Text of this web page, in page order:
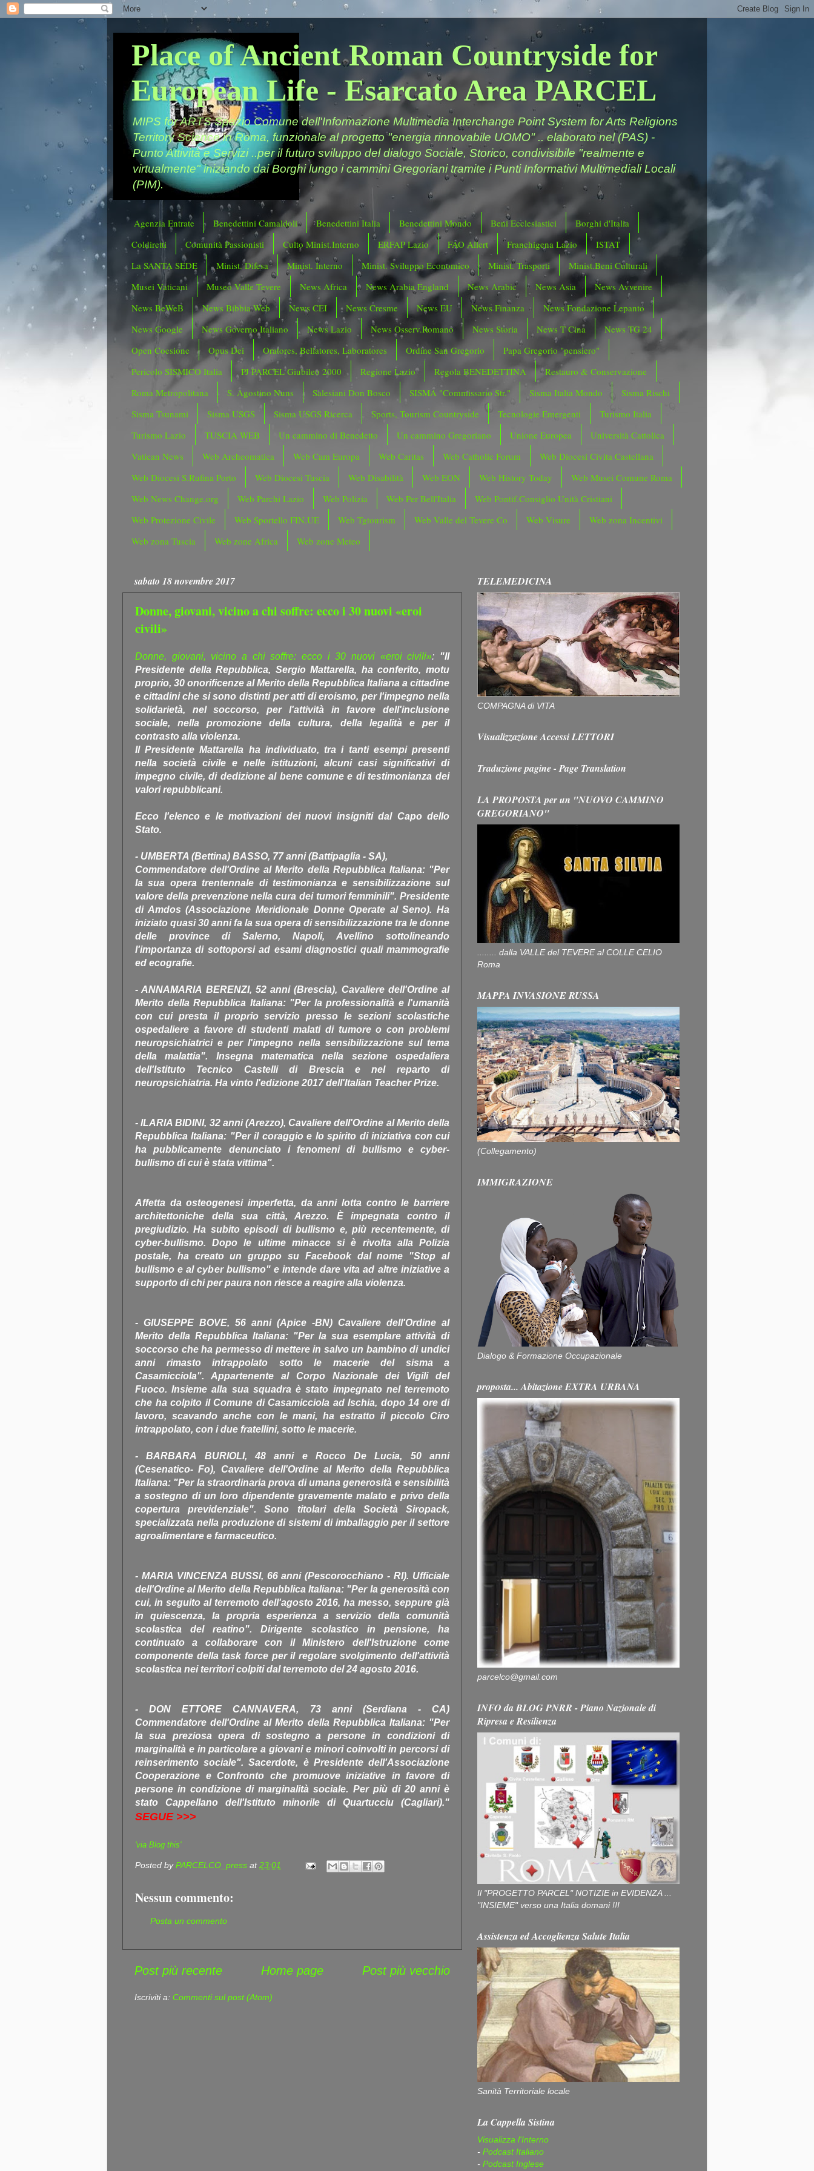
Place of Ancient Roman Countryside for
European Life - Esarcato Area PARCEL
MIPS for ARTS Spazio Comune dell'Informazione Multimedia Interchange Point System for Arts Religions
Territory Science in Roma, funzionale al progetto "energia rinnovabile UOMO" .. elaborato nel (PAS) -
Punto Attività e Servizi ..per il futuro sviluppo del dialogo Sociale, Storico, condivisibile "realmente e
virtualmente" iniziando dai Borghi lungo i cammini Gregoriani tramite i Punti Informativi Multimediali Locali
(PIM).
Agenzia Entrate Benedettini Camaldoli Benedettini Italia Benedettini Mondo Beni Ecclesiastici
Borghi d'Italia
Coldiretti
Comunità Passionisti Culto Minist.Interno ERFAP Lazio FAO Allert Franchigena Lazio
ISTAT
La SANTA SEDE
Minist. Difesa Minist. Interno Minist. Sviluppo Economico Minist. Trasporti
Minist.Beni Culturali
Musei Vaticani
Museo Valle Tevere News Africa News Arabia England News Arabic News Asia
News Avvenire
News BeWeB
News Bibbia Web News CEI News Cresme News EU News Finanza
News Fondazione Lepanto
News Google
News Governo Italiano News Lazio News Osserv.Romano News Storia News T Cina
News TG 24
Open Coesione
Opus Dei Oratores, Bellatores, Laboratores Ordine San Gregorio
Papa Gregorio "pensiero"
Pericolo SISMICO Italia
PJ PARCEL Giubileo 2000 Regione Lazio Regola BENEDETTINA
Restauro & Conservazione
Roma Metropolitana
S. Agostino Nuns Salesiani Don Bosco SISMA "Commissario Str." Sisma Italia Mondo
Sisma Rischi
Sisma Tsunami
Sisma USGS Sisma USGS Ricerca Sports, Tourism Countryside Tecnologie Emergenti
Turismo Italia
Turismo Lazio
TUSCIA WEB Un cammino di Benedetto Un cammino Gregoriano Unione Europea
Università Cattolica
Vatican News
Web Archeomatica Web Cam Europa Web Caritas Web Catholic Forum
Web Diocesi Civita Castellana
Web Diocesi S.Rufina Porto
Web Diocesi Tuscia Web Disabilità Web EON Web History Today
Web Musei Comune Roma
Web News Change.org
Web Parchi Lazio Web Polizia Web Per Bell'Italia
Web Pontif.Consiglio Unità Cristiani
Web Protezione Civile
Web Sportello FIN.UE Web Tgtourism Web Valle del Tevere Co Web Visure
Web zona Incentivi
Web zona Tuscia
Web zone Africa Web zone Meteo
sabato 18 novembre 2017
Donne, giovani, vicino a chi soffre: ecco i 30 nuovi «eroi
civili»
Donne, giovani, vicino a chi soffre: ecco i 30 nuovi «eroi civili»: "Il
Presidente della Repubblica, Sergio Mattarella, ha conferito, motu
proprio, 30 onorificenze al Merito della Repubblica Italiana a cittadine
e cittadini che si sono distinti per atti di eroismo, per l'impegno nella
solidarietà, nel soccorso, per l'attività in favore dell'inclusione
sociale, nella promozione della cultura, della legalità e per il
contrasto alla violenza.
Il Presidente Mattarella ha individuato, tra i tanti esempi presenti
nella società civile e nelle istituzioni, alcuni casi significativi di
impegno civile, di dedizione al bene comune e di testimonianza dei
valori repubblicani.
Ecco l'elenco e le motivazioni dei nuovi insigniti dal Capo dello
Stato.
- UMBERTA (Bettina) BASSO, 77 anni (Battipaglia - SA),
Commendatore dell'Ordine al Merito della Repubblica Italiana: "Per
la sua opera trentennale di testimonianza e sensibilizzazione sul
valore della prevenzione nella cura dei tumori femminili". Presidente
di Amdos (Associazione Meridionale Donne Operate al Seno). Ha
iniziato quasi 30 anni fa la sua opera di sensibilizzazione tra le donne
delle province di Salerno, Napoli, Avellino sottolineando
l'importanza di sottoporsi ad esami diagnostici quali mammografie
ed ecografie.
- ANNAMARIA BERENZI, 52 anni (Brescia), Cavaliere dell'Ordine al
Merito della Repubblica Italiana: "Per la professionalità e l'umanità
con cui presta il proprio servizio presso le sezioni scolastiche
ospedaliere a favore di studenti malati di tumore o con problemi
neuropsichiatrici e per l'impegno nella sensibilizzazione sul tema
della malattia". Insegna matematica nella sezione ospedaliera
dell'Istituto Tecnico Castelli di Brescia e nel reparto di
neuropsichiatria. Ha vinto l'edizione 2017 dell'Italian Teacher Prize.
- ILARIA BIDINI, 32 anni (Arezzo), Cavaliere dell'Ordine al Merito della
Repubblica Italiana: "Per il coraggio e lo spirito di iniziativa con cui
ha pubblicamente denunciato i fenomeni di bullismo e cyber-
bullismo di cui è stata vittima".
Affetta da osteogenesi imperfetta, da anni lotta contro le barriere
architettoniche della sua città, Arezzo. È impegnata contro il
pregiudizio. Ha subito episodi di bullismo e, più recentemente, di
cyber-bullismo. Dopo le ultime minacce si è rivolta alla Polizia
postale, ha creato un gruppo su Facebook dal nome "Stop al
bullismo e al cyber bullismo" e intende dare vita ad altre iniziative a
supporto di chi per paura non riesce a reagire alla violenza.
- GIUSEPPE BOVE, 56 anni (Apice -BN) Cavaliere dell'Ordine al
Merito della Repubblica Italiana: "Per la sua esemplare attività di
soccorso che ha permesso di mettere in salvo un bambino di undici
anni rimasto intrappolato sotto le macerie del sisma a
Casamicciola". Appartenente al Corpo Nazionale dei Vigili del
Fuoco. Insieme alla sua squadra è stato impegnato nel terremoto
che ha colpito il Comune di Casamicciola ad Ischia, dopo 14 ore di
lavoro, scavando anche con le mani, ha estratto il piccolo Ciro
intrappolato, con i due fratellini, sotto le macerie.
- BARBARA BURIOLI, 48 anni e Rocco De Lucia, 50 anni
(Cesenatico- Fo), Cavaliere dell'Ordine al Merito della Repubblica
Italiana: "Per la straordinaria prova di umana generosità e sensibilità
a sostegno di un loro dipendente gravemente malato e privo della
copertura previdenziale". Sono titolari della Società Siropack,
specializzata nella produzione di sistemi di imballaggio per il settore
agroalimentare e farmaceutico.
- MARIA VINCENZA BUSSI, 66 anni (Pescorocchiano - RI). Ufficiale
dell'Ordine al Merito della Repubblica Italiana: "Per la generosità con
cui, in seguito al terremoto dell'agosto 2016, ha messo, seppure già
in quiescenza, la propria esperienza a servizio della comunità
scolastica del reatino". Dirigente scolastico in pensione, ha
continuato a collaborare con il Ministero dell'Istruzione come
componente della task force per il regolare svolgimento dell'attività
scolastica nei territori colpiti dal terremoto del 24 agosto 2016.
- DON ETTORE CANNAVERA, 73 anni (Serdiana - CA)
Commendatore dell'Ordine al Merito della Repubblica Italiana: "Per
la sua preziosa opera di sostegno a persone in condizioni di
marginalità e in particolare a giovani e minori coinvolti in percorsi di
reinserimento sociale". Sacerdote, è Presidente dell'Associazione
Cooperazione e Confronto che promuove iniziative in favore di
persone in condizione di marginalità sociale. Per più di 20 anni è
stato Cappellano dell'Istituto minorile di Quartucciu (Cagliari)."
SEGUE >>>
'via Blog this'
Posted byPARCELCO_press at23:01
Nessun commento:
Posta un commento
Post più recente Post più vecchio
Home page
Iscriviti a: Commenti sul post (Atom)
TELEMEDICINA
COMPAGNA di VITA
Visualizzazione Accessi LETTORI
Traduzione pagine - Page Translation
LA PROPOSTA per un "NUOVO CAMMINO
GREGORIANO"
........ dalla VALLE del TEVERE al COLLE CELIO
Roma
MAPPA INVASIONE RUSSA
(Collegamento)
IMMIGRAZIONE
Dialogo & Formazione Occupazionale
proposta... Abitazione EXTRA URBANA
parcelco@gmail.com
INFO da BLOG PNRR - Piano Nazionale di
Ripresa e Resilienza
Il "PROGETTO PARCEL" NOTIZIE in EVIDENZA ...
"INSIEME" verso una Italia domani !!!
Assistenza ed Accoglienza Salute Italia
Sanità Territoriale locale
La Cappella Sistina
Visualizza l'Interno
- Podcast Italiano
- Podcast Inglese